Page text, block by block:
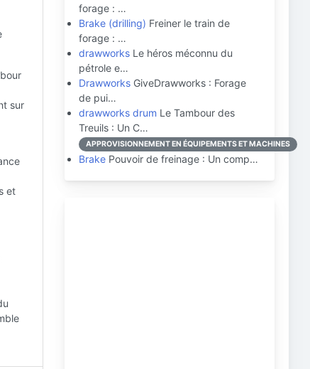
sur
et
forage : …
Brake (drilling) Freiner le train de
forage : …
drawworks Le héros méconnu du
pétrole e…
Drawworks GiveDrawworks : Forage
de pui…
drawworks drum Le Tambour des
Treuils : Un C…
APPROVISIONNEMENT EN ÉQUIPEMENTS ET MACHINES
Brake Pouvoir de freinage : Un comp…